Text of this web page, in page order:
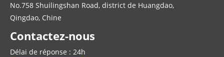
No.758 Shuilingshan Road, district de Huangdao,
Qingdao, Chine
Contactez-nous
Délai de réponse : 24h